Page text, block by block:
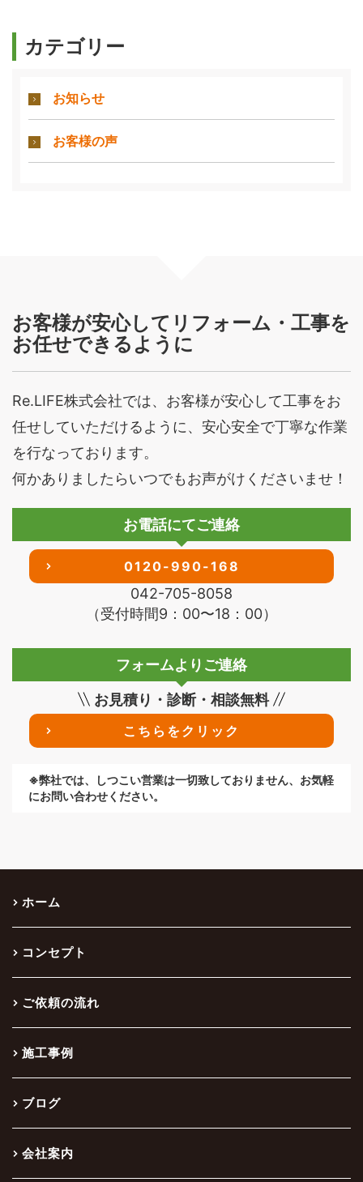
カテゴリー
お知らせ
お客様の声
お客様が安心してリフォーム・工事を
お任せできるように
Re.LIFE株式会社では、お客様が安心して工事をお
任せしていただけるように、安心安全で丁寧な作業
を行なっております。
何かありましたらいつでもお声がけくださいませ！
お電話にてご連絡
0120-990-168
042-705-8058
（受付時間9：00〜18：00）
フォームよりご連絡
お見積り・診断・相談無料
こちらをクリック
※弊社では、しつこい営業は一切致しておりません、お気軽
にお問い合わせください。
ホーム
コンセプト
ご依頼の流れ
施工事例
ブログ
会社案内